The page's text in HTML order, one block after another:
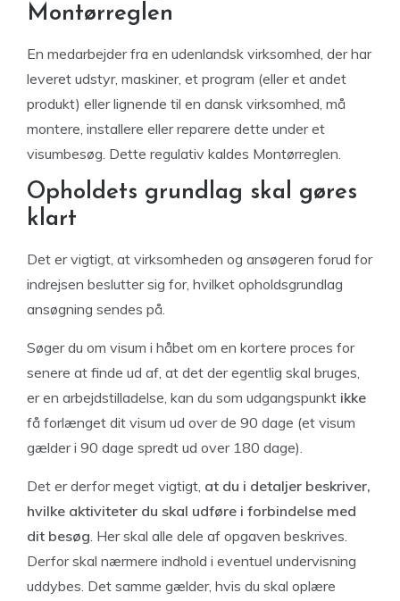
Montørreglen
En medarbejder fra en udenlandsk virksomhed, der har
leveret udstyr, maskiner, et program (eller et andet
produkt) eller lignende til en dansk virksomhed, må
montere, installere eller reparere dette under et
visumbesøg. Dette regulativ kaldes Montørreglen.
Opholdets grundlag skal gøres
klart
Det er vigtigt, at virksomheden og ansøgeren forud for
indrejsen beslutter sig for, hvilket opholdsgrundlag
ansøgning sendes på.
Søger du om visum i håbet om en kortere proces for
senere at finde ud af, at det der egentlig skal bruges,
er en arbejdstilladelse, kan du som udgangspunkt ikke
få forlænget dit visum ud over de 90 dage (et visum
gælder i 90 dage spredt ud over 180 dage).
Det er derfor meget vigtigt, at du i detaljer beskriver,
hvilke aktiviteter du skal udføre i forbindelse med
dit besøg. Her skal alle dele af opgaven beskrives.
Derfor skal nærmere indhold i eventuel undervisning
uddybes. Det samme gælder, hvis du skal oplære